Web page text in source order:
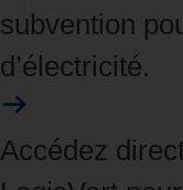
subvention
d’électricité.
Accédez